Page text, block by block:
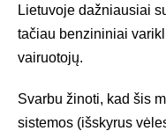
Lietuvoje dažniausiai
tačiau benzininiai
vairuotojų.
Svarbu žinoti, kad šis
sistemos (išskyrus